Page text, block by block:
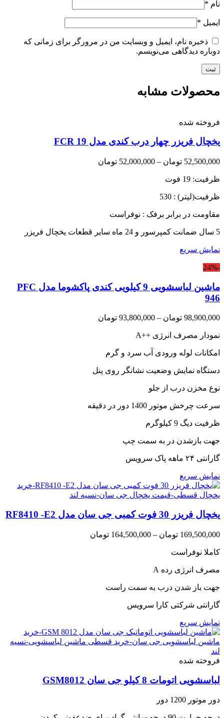
نام *
ایمیل *
ذخیره نام، ایمیل و وبسایت من در مرورگر برای زمانی که
دوباره دیدگاهی می‌نویسم.
محصولات مشابه
فروخته شده
یخچال فریزر چهار درب کندی مدل FCR 19
52,500,000 تومان –
52,000,000 تومان
ظرفیت: 19 فوت
ظرفیت(لیتر) : 530
مقاومت در برابر برفک : نوفراست
5 سال ضمانت کمپرسور و 24 ماه سایر قطعات یخچال فریزر
نمایش سریع
-24%
ماشین لباسشویی 9 کیلویی کندی پاکشوما مدل PFC
946
98,900,000 تومان –
93,800,000 تومان
نمودار مصرف انرژی A++
امکانات لوله ورودی آب سرد و گرم
دستگاه نمایش وضعیت نشانگر روی پنل
نوع مخزن درب از جلو
سرعت چرخش موتور 1400 دور در دقیقه
ظرفیت دیگ 9 کیلوگرم
جهت بازشدن در به سمت چپ
گارانتی ۲۴ ماهه پاک سرویس
نمایش سریع
یخچال فریزر 30 فوت کمبی جی سان مدل RF8410 -E2
169,500,000 تومان –
164,500,000 تومان
کاملا نوفراست
مصرف انرژی رده A
جهت باز شدن درب به سمت راست
گارانتی شرکتی کارا سرویس
نمایش سریع
فروخته شده
لباسشویی اتومات 8 کیلو جی سان GSM8012
دور موتور 1200 دور